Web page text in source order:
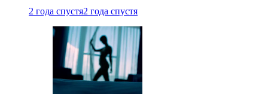
2 года спустя2 года спустя